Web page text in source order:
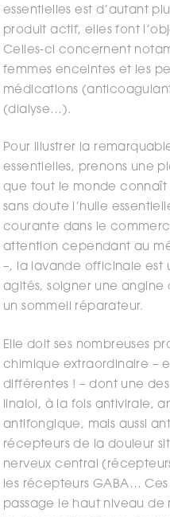
essentielles est d’autant
produit actif, elles font
Celles-ci concernent
femmes enceintes et les
médications
(dialyse…).
Pour illustrer la
essentielles, prenons une
que tout le monde
sans doute l’huile
courante dans le
attention cependant au
–, la lavande officinale est
agités, soigner une
un sommeil réparateur.
Elle doit ses nombreuses
chimique extraordinaire –
différentes ! – dont une
linalol, à la fois antivirale,
antifongique, mais aussi
récepteurs de la douleur
nerveux central
les récepteurs GABA…
passage le haut niveau